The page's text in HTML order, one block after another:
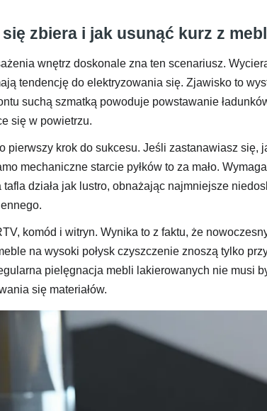
zbiera i jak usunąć kurz z
wnętrz doskonale zna ten scenariusz.
tendencję do elektryzowania się. Zjawisko to
suchą szmatką powoduje powstawanie
się w powietrzu.
pierwszy krok do sukcesu. Jeśli zastanawiasz się,
mechaniczne starcie pyłków to za mało.
działa jak lustro, obnażając najmniejsze
komód i witryn. Wynika to z faktu, że
na wysoki połysk czyszczenie znoszą tylko
pielęgnacja mebli lakierowanych nie musi
się materiałów.